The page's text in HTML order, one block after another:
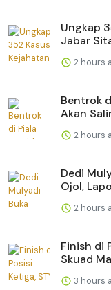
Ungkap
Jabar
2 hours
Bentrok
Akan
2 hours
Dedi
Ojol,
2 hours
Finish di
Skuad
3 hours